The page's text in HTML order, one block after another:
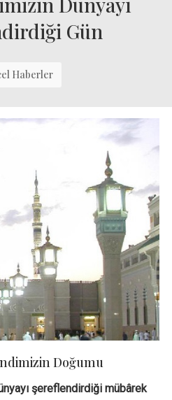
Gün
Haberler
Doğumu
şereflendirdiği mübârek